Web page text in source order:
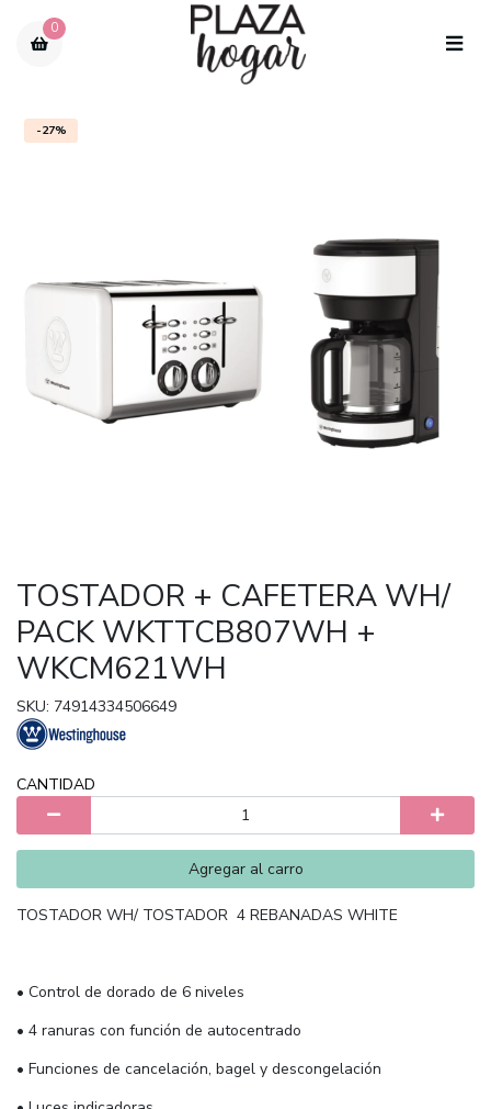
0
-27%
TOSTADOR + CAFETERA WH/
PACK WKTTCB807WH +
WKCM621WH
SKU: 74914334506649
CANTIDAD
Agregar al carro
TOSTADOR WH/ TOSTADOR 4 REBANADAS WHITE
• Control de dorado de 6 niveles
• 4 ranuras con función de autocentrado
• Funciones de cancelación, bagel y descongelación